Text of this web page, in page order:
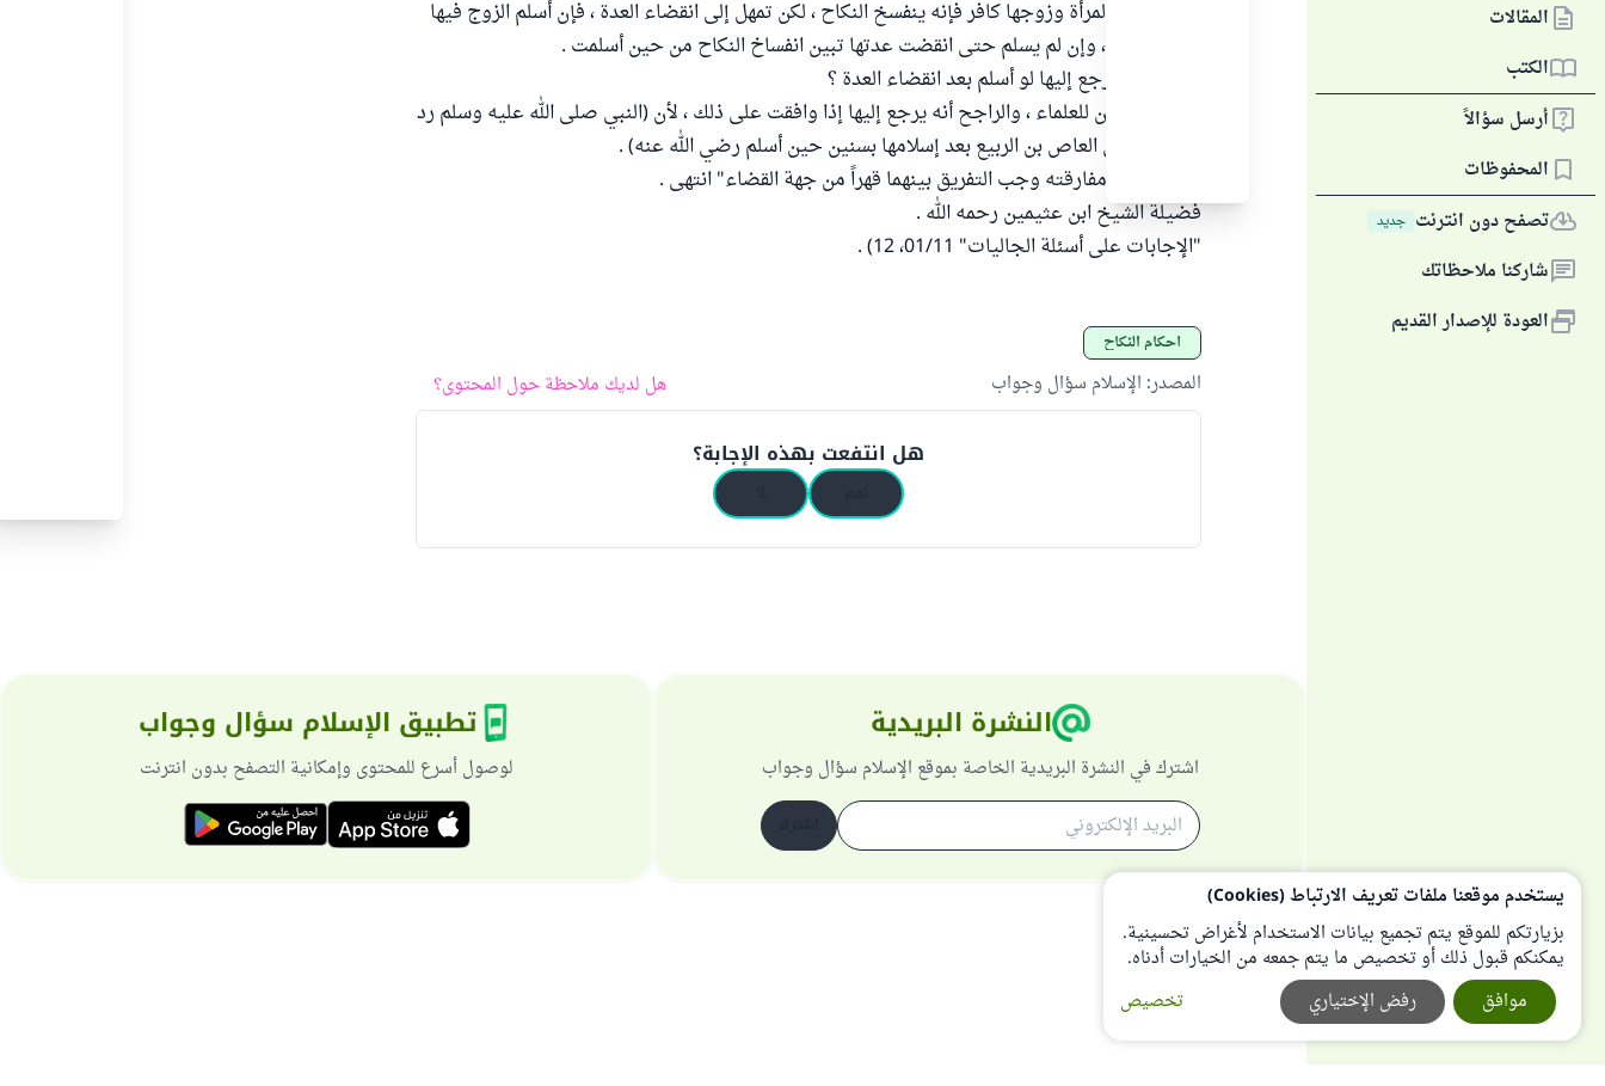
المقالات
الكتب
أرسل سؤالاً
المحفوظات
تصفح دون انترنت جديد
شاركنا ملاحظاتك
العودة للإصدار القديم
"إذا أسلمت المرأة وزوجها كافر فإنه ينفسخ النكاح ، لكن تمهل إلى انقضاء العدة ، فإن أسلم الزوج فيها
فهي زوجته ، وإن لم يسلم حتى انقضت عدتها تبين انفساخ النكاح من حين أسلمت .
وهل له أن يرجع إليها لو أسلم بعد انقضاء العدة ؟
في هذا قولان للعلماء ، والراجح أنه يرجع إليها إذا وافقت على ذلك ، لأن (النبي صلى الله عليه وسلم رد
ابنته إلى أبي العاص بن الربيع بعد إسلامها بسنين حين أسلم رضي الله عنه) .
وإذا رفضت مفارقته وجب التفريق بينهما قهراً من جهة القضاء" انتهى .
فضيلة الشيخ ابن عثيمين رحمه الله .
"الإجابات على أسئلة الجاليات" 01/11، 12) .
أحكام النكاح
المصدر: الإسلام سؤال وجواب هل لديك ملاحظة حول المحتوى؟
هل انتفعت بهذه الإجابة؟
النشرة البريدية
اشترك في النشرة البريدية الخاصة بموقع الإسلام سؤال وجواب
تطبيق الإسلام سؤال وجواب
لوصول أسرع للمحتوى وإمكانية التصفح بدون انترنت
يستخدم موقعنا ملفات تعريف الارتباط (Cookies)
بزيارتكم للموقع يتم تجميع بيانات الاستخدام لأغراض تحسينية.
يمكنكم قبول ذلك أو تخصيص ما يتم جمعه من الخيارات أدناه.
تخصيص
رفض الإختياري موافق